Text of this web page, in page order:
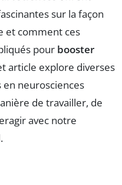
sur la façon
et comment ces
pour booster
article explore diverses
en neurosciences
de travailler, de
avec notre